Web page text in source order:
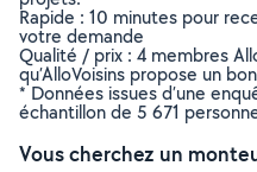
Rapide : 10 minutes pour
votre demande
Qualité / prix : 4 membres
qu’AlloVoisins propose un
* Données issues d’une
échantillon de 5 671
Vous cherchez un